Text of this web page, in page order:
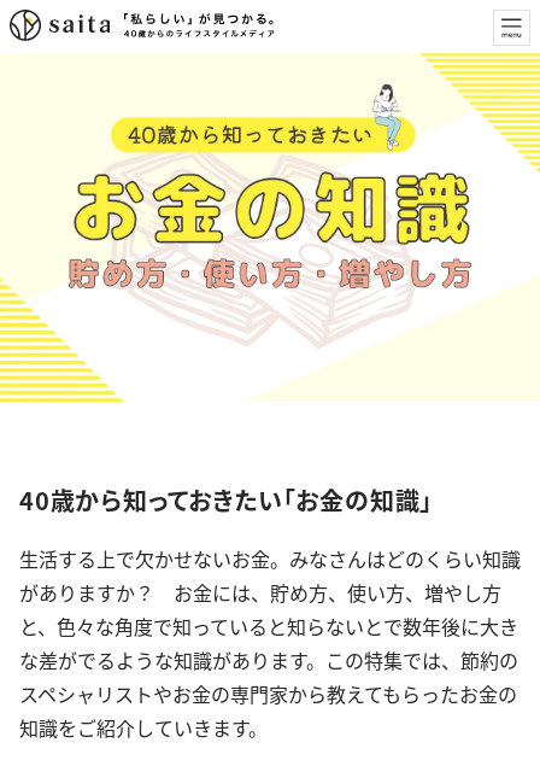
40歳から知っておきたい「お金の知識」
生活する上で欠かせないお金。みなさんはどのくらい知識
がありますか？ お金には、貯め方、使い方、増やし方
と、色々な角度で知っていると知らないとで数年後に大き
な差がでるような知識があります。この特集では、節約の
スペシャリストやお金の専門家から教えてもらったお金の
知識をご紹介していきます。